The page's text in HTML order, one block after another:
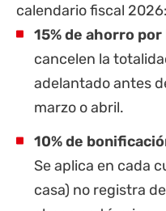
calendario fiscal 2026:
15% de ahorro por
cancelen la
adelantado antes
marzo o abril.
10% de
Se aplica en cada
casa) no registra